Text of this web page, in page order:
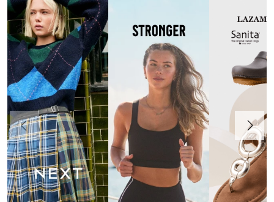
Forrige Næste